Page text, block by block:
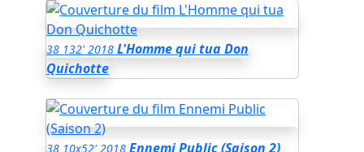
38 132' 2018 L'Homme qui tua Don
Quichotte
38 10x52' 2018 Ennemi Public (Saison 2)